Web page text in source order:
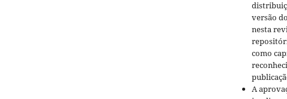
versão
nesta
como
A